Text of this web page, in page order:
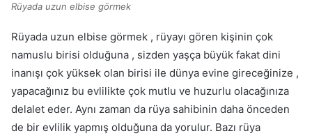
Rüyada uzun elbise görmek
Rüyada uzun elbise görmek , rüyayı gören kişinin çok
namuslu birisi olduğuna , sizden yaşça büyük fakat dini
inanışı çok yüksek olan birisi ile dünya evine gireceğinize ,
yapacağınız bu evlilikte çok mutlu ve huzurlu olacağınıza
delalet eder. Aynı zaman da rüya sahibinin daha önceden
de bir evlilik yapmış olduğuna da yorulur. Bazı rüya